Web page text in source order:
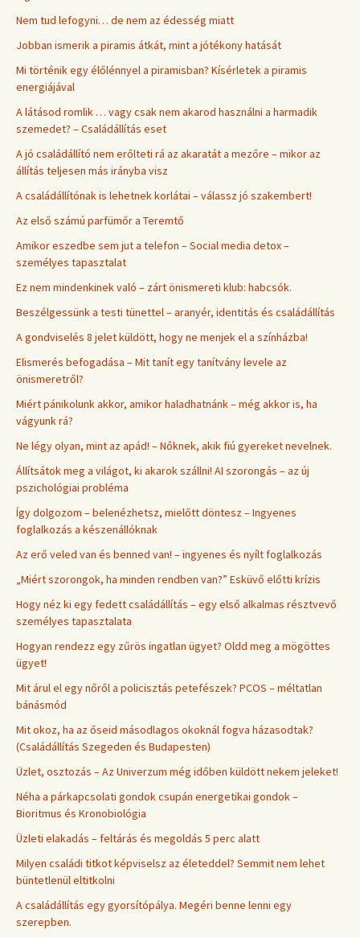
Nem tud lefogyni… de nem az édesség miatt
Jobban ismerik a piramis átkát, mint a jótékony hatását
Mi történik egy élőlénnyel a piramisban? Kísérletek a piramis
energiájával
A látásod romlik … vagy csak nem akarod használni a harmadik
szemedet? – Családállítás eset
A jó családállító nem erőlteti rá az akaratát a mezőre – mikor az
állítás teljesen más irányba visz
A családállítónak is lehetnek korlátai – válassz jó szakembert!
Az első számú parfümőr a Teremtő
Amikor eszedbe sem jut a telefon – Social media detox –
személyes tapasztalat
Ez nem mindenkinek való – zárt önismereti klub: habcsók.
Beszélgessünk a testi tünettel – aranyér, identitás és családállítás
A gondviselés 8 jelet küldött, hogy ne menjek el a színházba!
Elismerés befogadása – Mit tanít egy tanítvány levele az
önismeretről?
Miért pánikolunk akkor, amikor haladhatnánk – még akkor is, ha
vágyunk rá?
Ne légy olyan, mint az apád! – Nőknek, akik fiú gyereket nevelnek.
Állítsátok meg a világot, ki akarok szállni! AI szorongás – az új
pszichológiai probléma
Így dolgozom – belenézhetsz, mielőtt döntesz – Ingyenes
foglalkozás a készenállóknak
Az erő veled van és benned van! – ingyenes és nyílt foglalkozás
„Miért szorongok, ha minden rendben van?” Esküvő előtti krízis
Hogy néz ki egy fedett családállítás – egy első alkalmas résztvevő
személyes tapasztalata
Hogyan rendezz egy zűrös ingatlan ügyet? Oldd meg a mögöttes
ügyet!
Mit árul el egy nőről a policisztás petefészek? PCOS – méltatlan
bánásmód
Mit okoz, ha az őseid másodlagos okoknál fogva házasodtak?
(Családállítás Szegeden és Budapesten)
Üzlet, osztozás – Az Univerzum még időben küldött nekem jeleket!
Néha a párkapcsolati gondok csupán energetikai gondok –
Bioritmus és Kronobiológia
Üzleti elakadás – feltárás és megoldás 5 perc alatt
Milyen családi titkot képviselsz az életeddel? Semmit nem lehet
büntetlenül eltitkolni
A családállítás egy gyorsítópálya. Megéri benne lenni egy
szerepben.